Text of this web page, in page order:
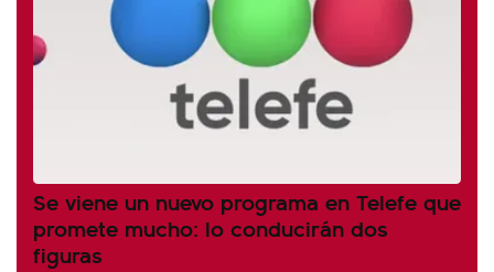
Se viene un nuevo programa en Telefe que
promete mucho: lo conducirán dos
figuras